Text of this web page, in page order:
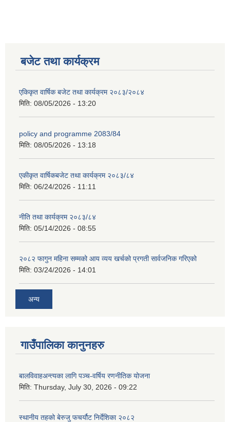
बजेट तथा कार्यक्रम
एकिकृत वार्षिक बजेट तथा कार्यक्रम २०८३/२०८४
मिति: 08/05/2026 - 13:20
policy and programme 2083/84
मिति: 08/05/2026 - 13:18
एकीकृत वार्षिकबजेट तथा कार्यक्रम २०८३/८४
मिति: 06/24/2026 - 11:11
नीति तथा कार्यक्रम २०८३/८४
मिति: 05/14/2026 - 08:55
२०८२ फागुन महिना सम्मको आय व्यय खर्चको प्रगती सार्वजनिक गरिएको
मिति: 03/24/2026 - 14:01
अन्य
गाउँपालिका कानुनहरु
बालविवाहअन्त्यका लागि पञ्च-वर्षिय रणनीतिक योजना
मिति: Thursday, July 30, 2026 - 09:22
स्थानीय तहको बेरुजु फचर्यौट निर्देशिका २०८२